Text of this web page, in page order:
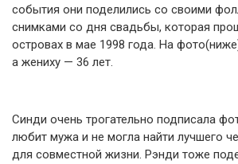
события они поделились со своими
снимками со дня свадьбы, которая
островах в мае 1998 года. На
а жениху — 36 лет.
Синди очень трогательно подписала
любит мужа и не могла найти лучшего
для совместной жизни. Рэнди тоже